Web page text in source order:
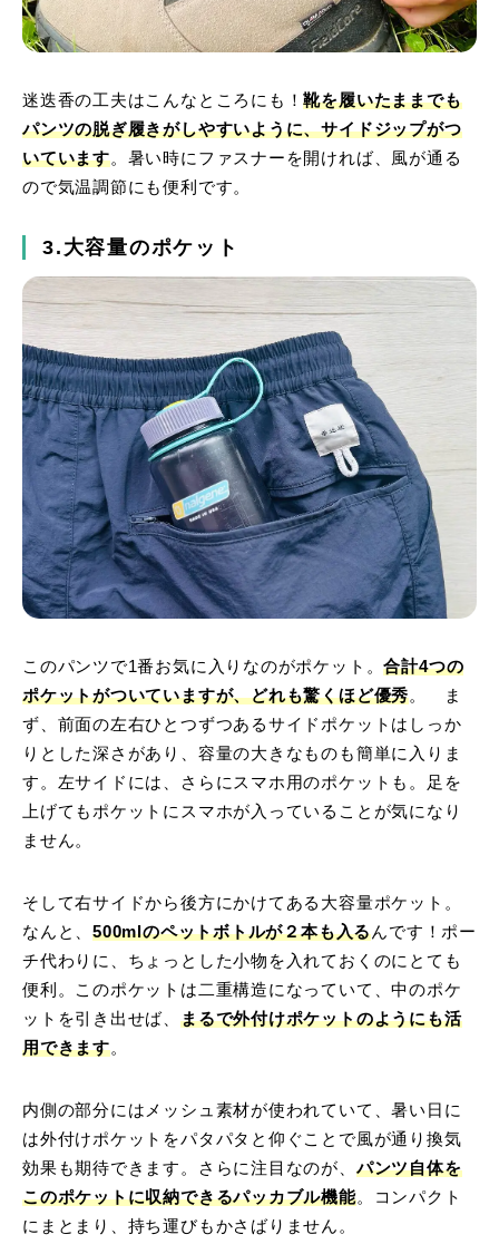
迷迭香の工夫はこんなところにも！靴を履いたままでも
パンツの脱ぎ履きがしやすいように、サイドジップがつ
いています。暑い時にファスナーを開ければ、風が通る
ので気温調節にも便利です。
3.大容量のポケット
このパンツで1番お気に入りなのがポケット。合計4つの
ポケットがついていますが、どれも驚くほど優秀。 ま
ず、前面の左右ひとつずつあるサイドポケットはしっか
りとした深さがあり、容量の大きなものも簡単に入りま
す。左サイドには、さらにスマホ用のポケットも。足を
上げてもポケットにスマホが入っていることが気になり
ません。
そして右サイドから後方にかけてある大容量ポケット。
なんと、500mlのペットボトルが２本も入るんです！ポー
チ代わりに、ちょっとした小物を入れておくのにとても
便利。このポケットは二重構造になっていて、中のポケ
ットを引き出せば、まるで外付けポケットのようにも活
用できます。
内側の部分にはメッシュ素材が使われていて、暑い日に
は外付けポケットをパタパタと仰ぐことで風が通り換気
効果も期待できます。さらに注目なのが、 パンツ自体を
このポケットに収納できるパッカブル機能。コンパクト
にまとまり、持ち運びもかさばりません。